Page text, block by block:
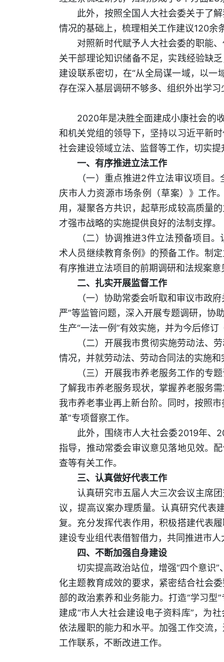
此外，按照全国人大社会委关于了
情况的基础上，梳理相关工作建议120余
对照新时代赋予人大社会委的职能
关干部理论知识储备不足，实践经验缺
建设联系密切，在“从全局谋一域，以
存在深入基层调研不够多、组织外出学
2020年是决胜全面建成小康社会的
和机关党组的领导下，坚持以习近平新
社会建设领域立法、监督等工作，切实
一、有序推进立法工作
（一）重点推进2件立法审议项目
庆市人力资源市场条例（草案）》工作
用，凝聚各方共识，起草形成较高质量
才强市战略的实施提供良好的法制支撑。
（二）协调推进3件立法预备项目
术人员继续教育条例》的预备工作。制
有序推进立法项目的前期调研和法规案
二、扎实开展监督工作
（一）协助常委会听取和审议市政
严”等监管问题，深入开展专题调研，协
生产“一法一例”有效实施，并为今后修
（二）开展我市贯彻实施劳动法、
情况，并就劳动法、劳动合同法的实施
（三）开展我市养老服务工作的专
了解我市养老服务现状，掌握养老服务
我市养老事业再上新台阶。同时，按照
革”专项督察工作。
此外，围绕市人大社会委2019年、
指导，推动常委会审议意见落地见效。
查等有关工作。
三、认真做好代表工作
认真研究市五届人大三次会议主席
议，提高议案办理质量。认真研究代表
复。充分发挥代表作用，积极搭建代表
建设专业组代表借智借力，共同推进市
四、不断加强自身建设
切实提高政治站位，增强“四个意识
化主题教育成效的要求，紧密结合社会
部的政治素养和业务能力。打造“学习
建成“市人大社会建设电子资料库”，为
依法履职的能力和水平。加强工作交流
工作联系，不断改进工作。